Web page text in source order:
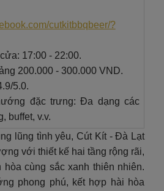
cutkitbbqbeer/?
17:00 - 22:00.
200.000 - 300.000 VND.
5.0.
đặc trưng: Đa dạng các
buffet, v.v.
lũng tình yêu, Cút Kít - Đà Lạt
với thiết kế hai tầng rộng rãi,
hòa cùng sắc xanh thiên nhiên.
phong phú, kết hợp hài hòa